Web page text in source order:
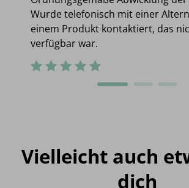
Wurde telefonisch mit einer
einem Produkt kontaktiert, das
verfügbar war.
Vielleicht auch
dich